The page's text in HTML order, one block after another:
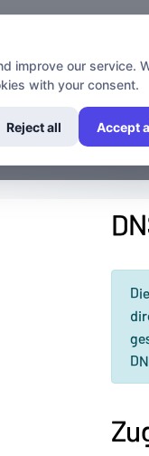
improve our service.
with your consent.
Reject all Accept